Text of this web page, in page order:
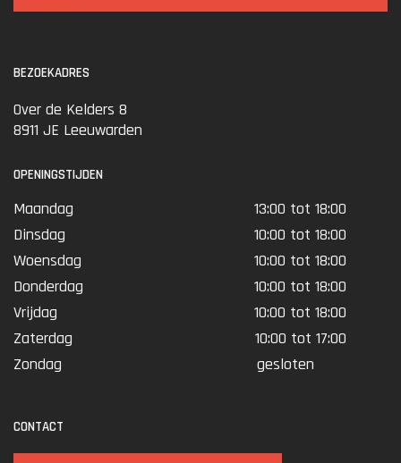
BEZOEKADRES
Over de Kelders 8
8911 JE Leeuwarden
OPENINGSTIJDEN
Maandag
13:00 tot 18:00
Dinsdag
10:00 tot 18:00
Woensdag
10:00 tot 18:00
Donderdag
10:00 tot 18:00
Vrijdag
10:00 tot 18:00
Zaterdag
10:00 tot 17:00
Zondag
gesloten
CONTACT